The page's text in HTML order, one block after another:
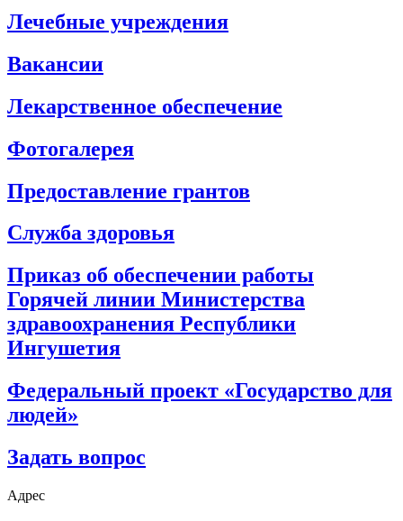
Лечебные учреждения
Вакансии
Лекарственное обеспечение
Фотогалерея
Предоставление грантов
Служба здоровья
Приказ об обеспечении работы
Горячей линии Министерства
здравоохранения Республики
Ингушетия
Федеральный проект «Государство для
людей»
Задать вопрос
Адрес